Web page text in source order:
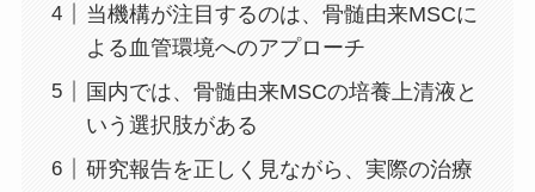
当機構が注目するのは、骨髄由来MSCに
よる血管環境へのアプローチ
国内では、骨髄由来MSCの培養上清液と
いう選択肢がある
研究報告を正しく見ながら、実際の治療